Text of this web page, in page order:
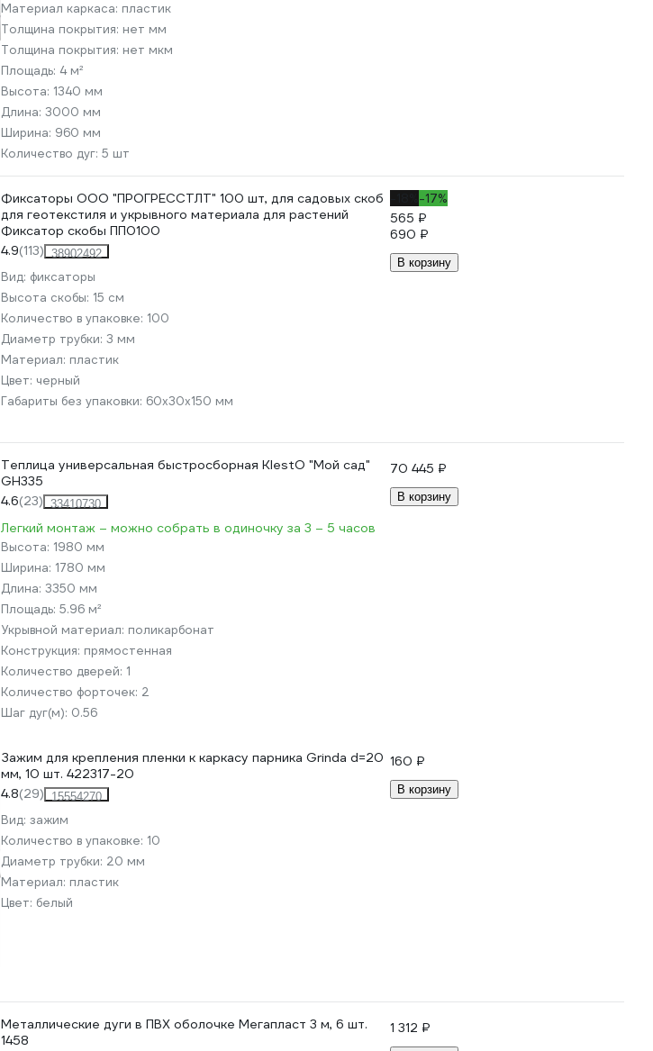
Материал каркаса: пластик
Толщина покрытия: нет мм
Толщина покрытия: нет мкм
Площадь: 4 м²
Высота: 1340 мм
Длина: 3000 мм
Ширина: 960 мм
Количество дуг: 5 шт
Фиксаторы ООО "ПРОГРЕССТЛТ" 100 шт, для садовых скоб
для геотекстиля и укрывного материала для растений
Фиксатор скобы ПП0100
4.9(113) 38902492
Вид: фиксаторы
Высота скобы: 15 см
Количество в упаковке: 100
Диаметр трубки: 3 мм
Материал: пластик
Цвет: черный
Габариты без упаковки: 60х30х150 мм
-17%
565 ₽
690 ₽
В корзину
Теплица универсальная быстросборная KlestO "Мой сад"
GH335
4.6(23) 33410730
Легкий монтаж – можно собрать в одиночку за 3 – 5 часов
Высота: 1980 мм
Ширина: 1780 мм
Длина: 3350 мм
Площадь: 5.96 м²
Укрывной материал: поликарбонат
Конструкция: прямостенная
Количество дверей: 1
Количество форточек: 2
Шаг дуг(м): 0.56
70 445 ₽
В корзину
Зажим для крепления пленки к каркасу парника Grinda d=20
мм, 10 шт. 422317-20
4.8(29) 15554270
Вид: зажим
Количество в упаковке: 10
Диаметр трубки: 20 мм
Материал: пластик
Цвет: белый
160 ₽
В корзину
Металлические дуги в ПВХ оболочке Мегапласт 3 м, 6 шт.
1458
1 312 ₽